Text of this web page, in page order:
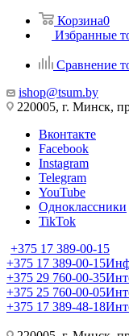
Корзина0
Избранные
Сравнение
ishop@tsum.by
220005, г. Минск,
Вконтакте
Facebook
Instagram
Telegram
YouTube
Одноклассники
TikTok
+375 17 389-00-15
+375 17 389-00-15
+375 29 760-00-35
+375 25 760-00-05
+375 17 389-48-18